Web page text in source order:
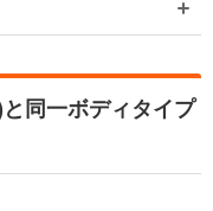
同一ボディタイプ